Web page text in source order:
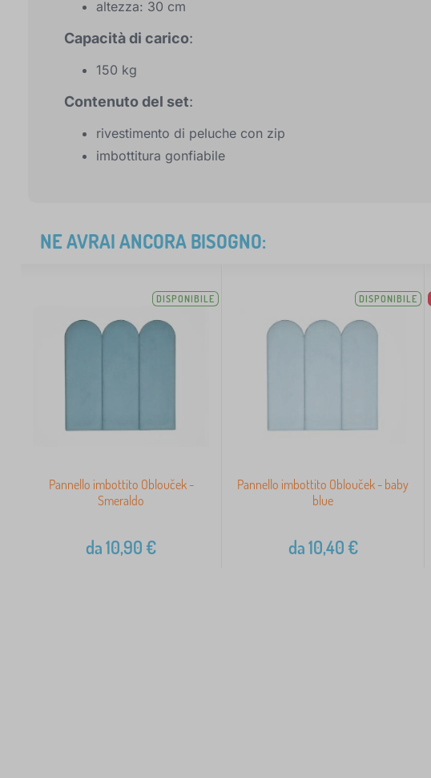
altezza: 30 cm
Capacità di carico:
150 kg
Contenuto del set:
rivestimento di peluche con zip
imbottitura gonfiabile
NE AVRAI ANCORA BISOGNO:
DISPONIBILE
Pannello imbottito Oblouček -
Smeraldo
da10,90€
DISPONIBILE
Pannello imbottito Oblouček - baby
blue
da10,40€